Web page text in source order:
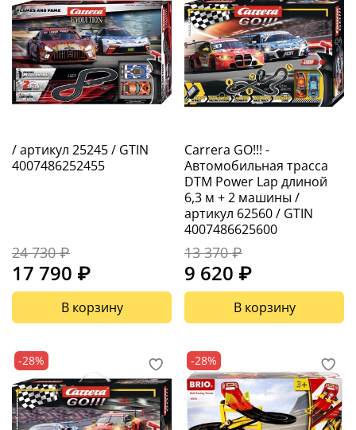
/ артикул 25245 / GTIN
4007486252455
24 730 ₽
17 790 ₽
В корзину
Carrera GO!!! -
Автомобильная трасса
DTM Power Lap длиной
6,3 м + 2 машины /
артикул 62560 / GTIN
4007486625600
13 370 ₽
9 620 ₽
В корзину
-28% -28%